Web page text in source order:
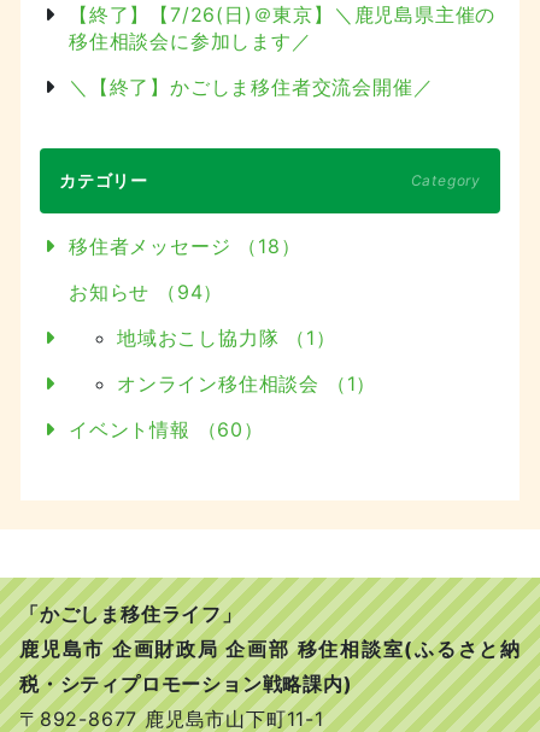
【終了】【7/26(日)＠東京】＼鹿児島県主催の
移住相談会に参加します／
＼【終了】かごしま移住者交流会開催／
カテゴリー Category
移住者メッセージ （18）
お知らせ （94）
地域おこし協力隊 （1）
オンライン移住相談会 （1）
イベント情報 （60）
「かごしま移住ライフ」
鹿児島市 企画財政局 企画部 移住相談室(ふるさと納
税・シティプロモーション戦略課内)
〒892-8677 鹿児島市山下町11-1